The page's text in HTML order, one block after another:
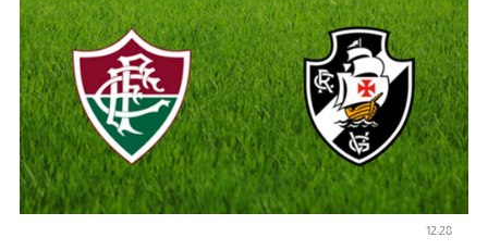
12:28